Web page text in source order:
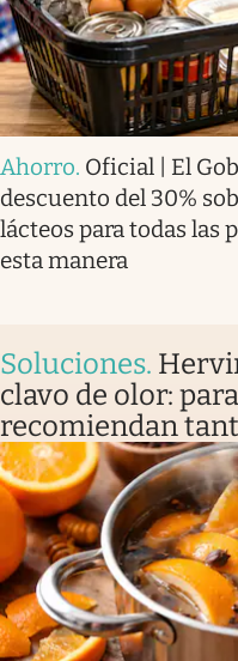
Ahorro. Oficial | El
descuento del 30%
lácteos para todas las
esta manera
Soluciones.
clavo de olor:
recomiendan